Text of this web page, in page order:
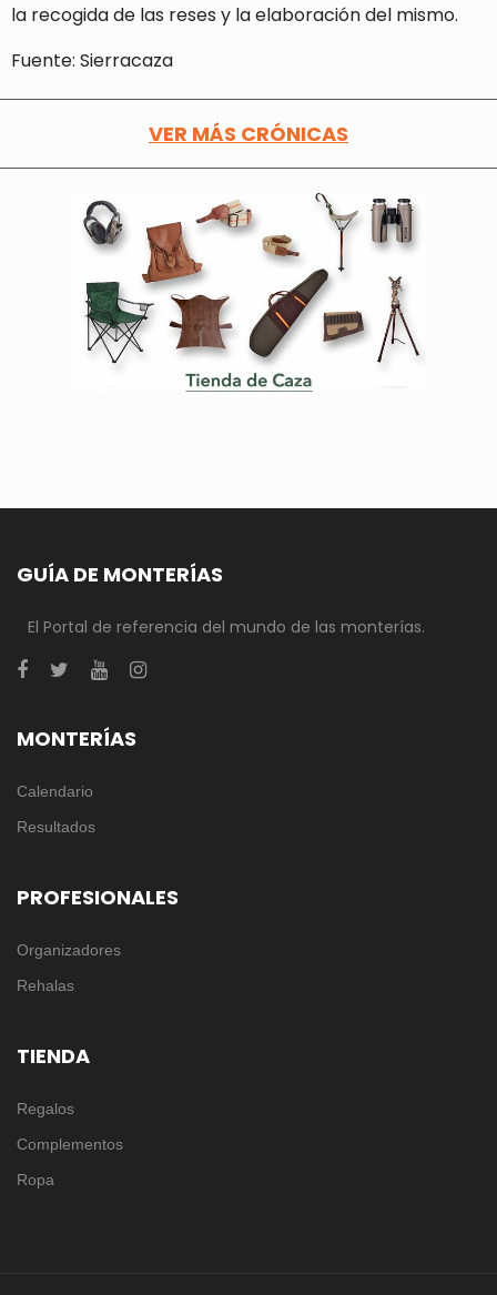
la recogida de las reses y la elaboración del mismo.
Fuente: Sierracaza
VER MÁS CRÓNICAS
GUÍA DE MONTERÍAS
El Portal de referencia del mundo de las monterías.
MONTERÍAS
Calendario
Resultados
PROFESIONALES
Organizadores
Rehalas
TIENDA
Regalos
Complementos
Ropa